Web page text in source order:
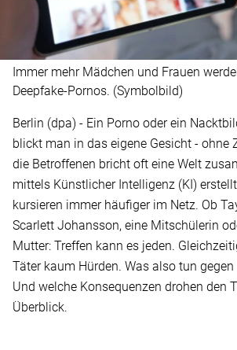
Immer mehr Mädchen und Frauen
Deepfake-Pornos. (Symbolbild)
Berlin (dpa) - Ein Porno oder ein
blickt man in das eigene Gesicht - ohne
die Betroffenen bricht oft eine Welt
mittels Künstlicher Intelligenz (KI)
kursieren immer häufiger im Netz. Ob
Scarlett Johansson, eine Mitschülerin
Mutter: Treffen kann es jeden.
Täter kaum Hürden. Was also tun gegen
Und welche Konsequenzen drohen den
Überblick.